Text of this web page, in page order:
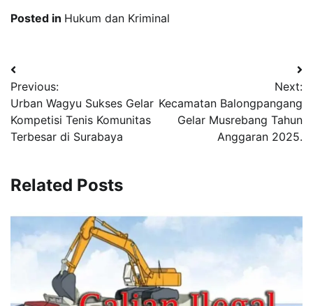
Posted in Hukum dan Kriminal
Navigasi
pos
Previous:
Urban Wagyu Sukses Gelar
Kompetisi Tenis Komunitas
Terbesar di Surabaya
Next:
Kecamatan Balongpangang
Gelar Musrebang Tahun
Anggaran 2025.
Related Posts